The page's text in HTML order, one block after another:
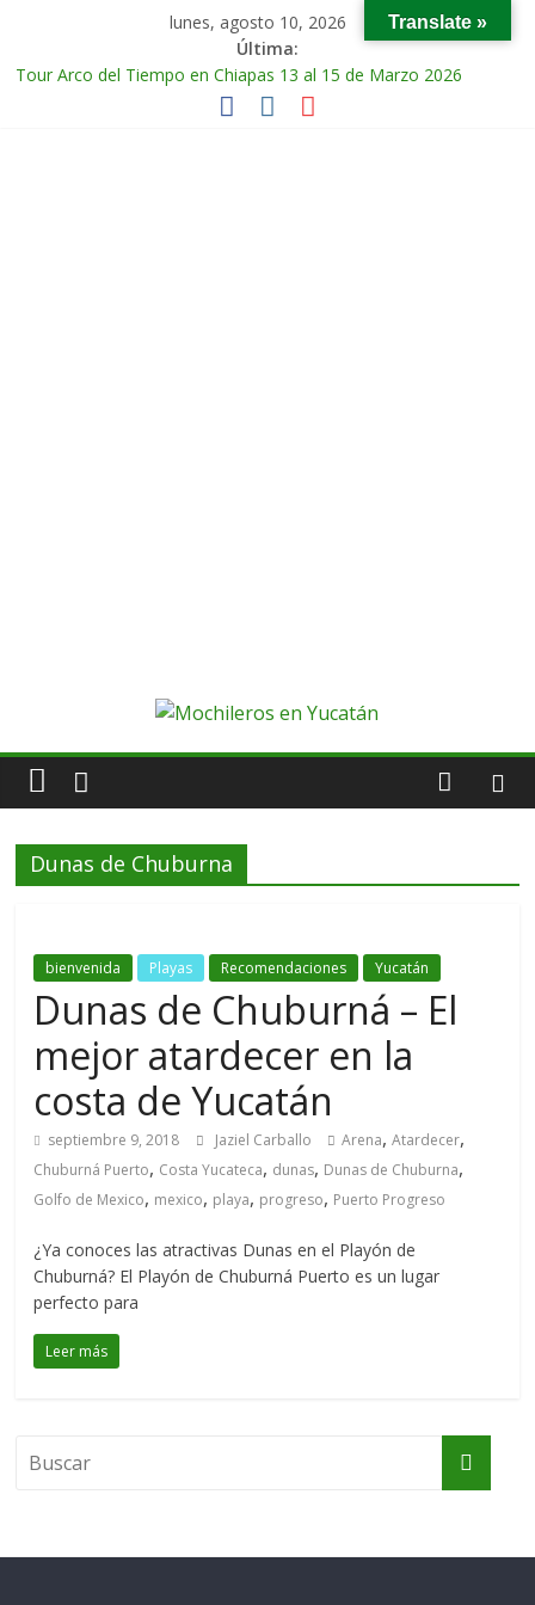
lunes, agosto 10, 2026
Última:
Tour Arco del Tiempo en Chiapas 13 al 15 de Marzo 2026
Tour Tikal Magico en Guatemala 31 de Octubre al 2 de
Dunas de Chuburna
bienvenida Playas Recomendaciones Yucatán
Dunas de Chuburná – El
mejor atardecer en la
costa de Yucatán
septiembre 9, 2018 Jaziel Carballo Arena,Atardecer,
Chuburná Puerto, Costa Yucateca, dunas, Dunas de Chuburna,
Golfo de Mexico, mexico, playa, progreso, Puerto Progreso
¿Ya conoces las atractivas Dunas en el Playón de
Chuburná? El Playón de Chuburná Puerto es un lugar
perfecto para
Leer más
Translate »